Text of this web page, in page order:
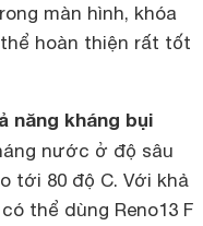
màn hình, khóa
hoàn thiện rất tốt
năng kháng bụi
nước ở độ sâu
tới 80 độ C. Với khả
thể dùng Reno13 F